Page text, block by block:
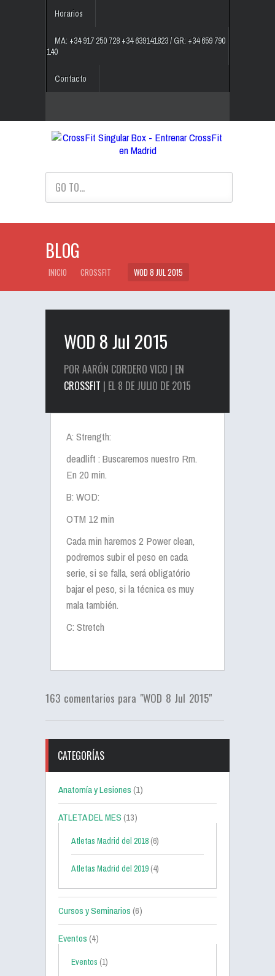
Horarios
MA: +34 917 250 728 +34 639141823 / GR: +34 659 790
140
Contacto
GO TO...
BLOG
INICIO CROSSFIT WOD 8 JUL 2015
WOD 8 Jul 2015
POR AARÓN CORDERO VICO | EN
CROSSFIT | EL 8 DE JULIO DE 2015
A: Strength:
deadlift : Buscaremos nuestro Rm.
En 20 min.
B: WOD:
OTM 12 min
Cada min haremos 2 Power clean,
podremos subir el peso en cada
serie, si se falla, será obligatório
bajar el peso, si la técnica es muy
mala también.
C: Stretch
163 comentarios para "WOD 8 Jul 2015"
CATEGORÍAS
Anatomía y Lesiones(1)
ATLETA DEL MES(13)
Atletas Madrid del 2018 (6)
Atletas Madrid del 2019 (4)
Cursos y Seminarios(6)
Eventos(4)
Eventos (1)